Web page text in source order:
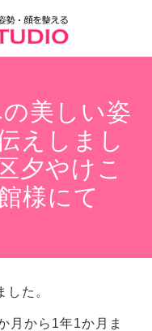
美しい姿
えしまし
夕やけこ
様にて
た。
月から1年1か月ま